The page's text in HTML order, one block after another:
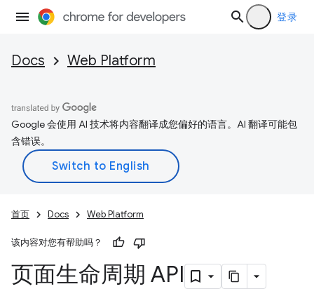
登录
Docs Web Platform
Google 会使用 AI 技术将内容翻译成您偏好的语言。AI 翻译可能包
含错误。
首页 Docs Web Platform
该内容对您有帮助吗？
页面生命周期 API